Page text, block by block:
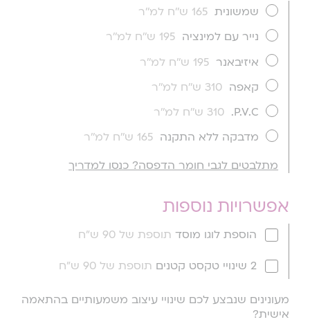
שמשונית 165 ש''ח למ''ר
נייר עם למינציה 195 ש''ח למ''ר
איזיבאנר 195 ש''ח למ''ר
קאפה 310 ש''ח למ''ר
P.V.C.
310 ש''ח למ''ר
מדבקה ללא התקנה 165 ש''ח למ''ר
מתלבטים לגבי חומר הדפסה? כנסו למדריך
אפשרויות נוספות
הוספת לוגו מוסד תוספת של 90 ש"ח
2 שינויי טקסט קטנים תוספת של 90 ש"ח
מעונינים שנבצע לכם שינויי עיצוב משמעותיים בהתאמה
אישית?